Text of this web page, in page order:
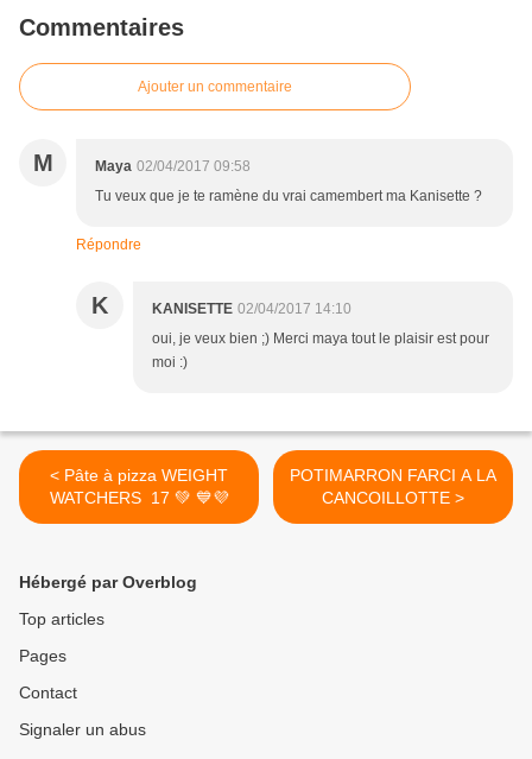
Commentaires
Ajouter un commentaire
M Maya 02/04/2017 09:58
Tu veux que je te ramène du vrai camembert ma Kanisette ?
Répondre
K KANISETTE 02/04/2017 14:10
oui, je veux bien ;) Merci maya tout le plaisir est pour
moi :)
< Pâte à pizza WEIGHT
WATCHERS 17 💚 💙💜
POTIMARRON FARCI A LA
CANCOILLOTTE >
Hébergé par Overblog
Top articles
Pages
Contact
Signaler un abus